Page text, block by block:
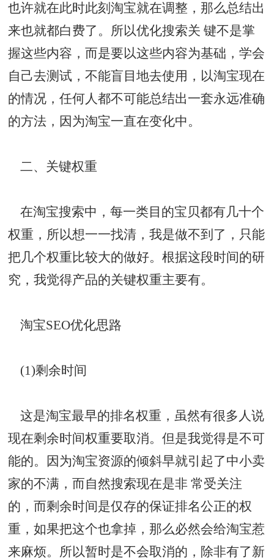
也许就在此时此刻淘宝就在调整，那么总结出
来也就都白费了。所以优化搜索关 键不是掌
握这些内容，而是要以这些内容为基础，学会
自己去测试，不能盲目地去使用，以淘宝现在
的情况，任何人都不可能总结出一套永远准确
的方法，因为淘宝一直在变化中。
二、关键权重
在淘宝搜索中，每一类目的宝贝都有几十个
权重，所以想一一找清，我是做不到了，只能
把几个权重比较大的做好。根据这段时间的研
究，我觉得产品的关键权重主要有。
淘宝SEO优化思路
(1)剩余时间
这是淘宝最早的排名权重，虽然有很多人说
现在剩余时间权重要取消。但是我觉得是不可
能的。因为淘宝资源的倾斜早就引起了中小卖
家的不满，而自然搜索现在是非 常受关注
的，而剩余时间是仅存的保证排名公正的权
重，如果把这个也拿掉，那么必然会给淘宝惹
来麻烦。所以暂时是不会取消的，除非有了新